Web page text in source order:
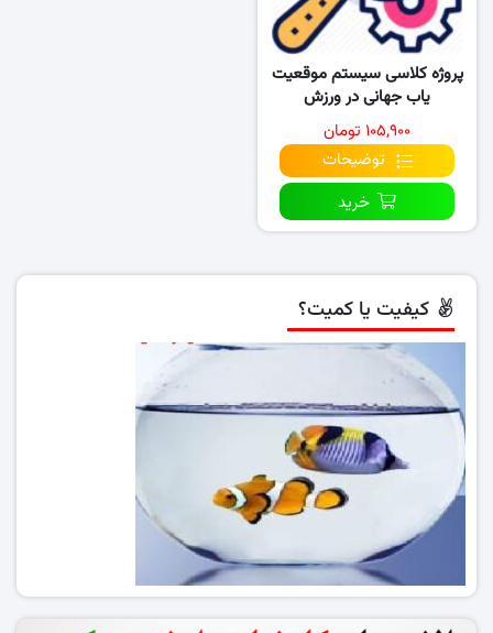
پروژه کلاسی سیستم موقعیت
یاب جهانی در ورزش
۱۰۵,۹۰۰ تومان
توضیحات
خرید
کیفیت یا کمیت؟